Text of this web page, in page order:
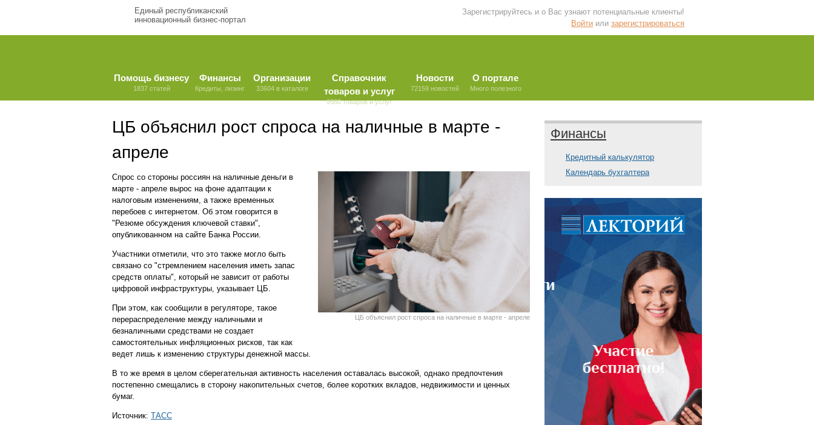
Единый республиканский
инновационный бизнес-портал
Зарегистрируйтесь и о Вас узнают потенциальные клиенты!
Войти или зарегистрироваться
Помощь бизнесу
1837 статей
Финансы
Кредиты, лизинг
Организации
33604 в каталоге
Справочник
товаров и услуг
9580 товаров и услуг
Новости
72159 новостей
О портале
Много полезного
ЦБ объяснил рост спроса на наличные в марте -
апреле
ЦБ объяснил рост спроса на наличные в марте - апреле
Спрос со стороны россиян на наличные деньги в
марте - апреле вырос на фоне адаптации к
налоговым изменениям, а также временных
перебоев с интернетом. Об этом говорится в
"Резюме обсуждения ключевой ставки",
опубликованном на сайте Банка России.
Участники отметили, что это также могло быть
связано со "стремлением населения иметь запас
средств оплаты", который не зависит от работы
цифровой инфраструктуры, указывает ЦБ.
При этом, как сообщили в регуляторе, такое
перераспределение между наличными и
безналичными средствами не создает
самостоятельных инфляционных рисков, так как
ведет лишь к изменению структуры денежной массы.
В то же время в целом сберегательная активность населения оставалась высокой, однако предпочтения
постепенно смещались в сторону накопительных счетов, более коротких вкладов, недвижимости и ценных
бумаг.
Источник: ТАСС
Финансы
Кредитный калькулятор
Календарь бухгалтера